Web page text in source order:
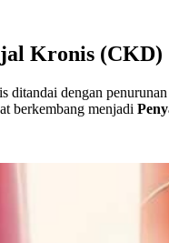
Kronis (CKD)
ditandai dengan
berkembang menjadi